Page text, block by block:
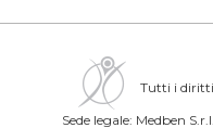
Tutti i diritti
Sede legale: Medben